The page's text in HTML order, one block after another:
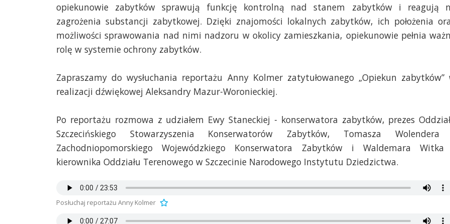
opiekunowie zabytków sprawują funkcję kontrolną nad stanem zabytków i reagują
zagrożenia substancji zabytkowej. Dzięki znajomości lokalnych zabytków, ich położenia
możliwości sprawowania nad nimi nadzoru w okolicy zamieszkania, opiekunowie pełnia
rolę w systemie ochrony zabytków.
Zapraszamy do wysłuchania reportażu Anny Kolmer zatytułowanego „Opiekun zabytków”
realizacji dźwiękowej Aleksandry Mazur-Woronieckiej.
Po reportażu rozmowa z udziałem Ewy Staneckiej - konserwatora zabytków, prezes
Szczecińskiego Stowarzyszenia Konserwatorów Zabytków, Tomasza
Zachodniopomorskiego Wojewódzkiego Konserwatora Zabytków i Waldemara
kierownika Oddziału Terenowego w Szczecinie Narodowego Instytutu Dziedzictwa.
Posłuchaj reportażu Anny Kolmer